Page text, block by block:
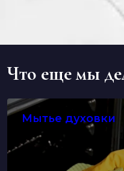
Что еще мы
Мытье духовки